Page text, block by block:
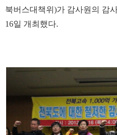
북버스대책위)가 감사원의 감
16일 개최했다.